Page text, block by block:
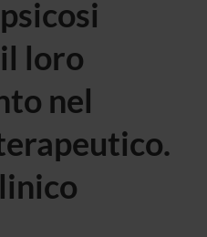
loro
nel